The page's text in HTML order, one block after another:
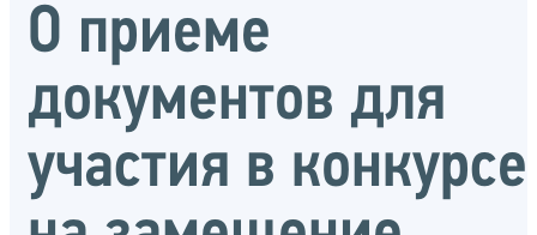
О приеме
документов для
участия в конкурсе